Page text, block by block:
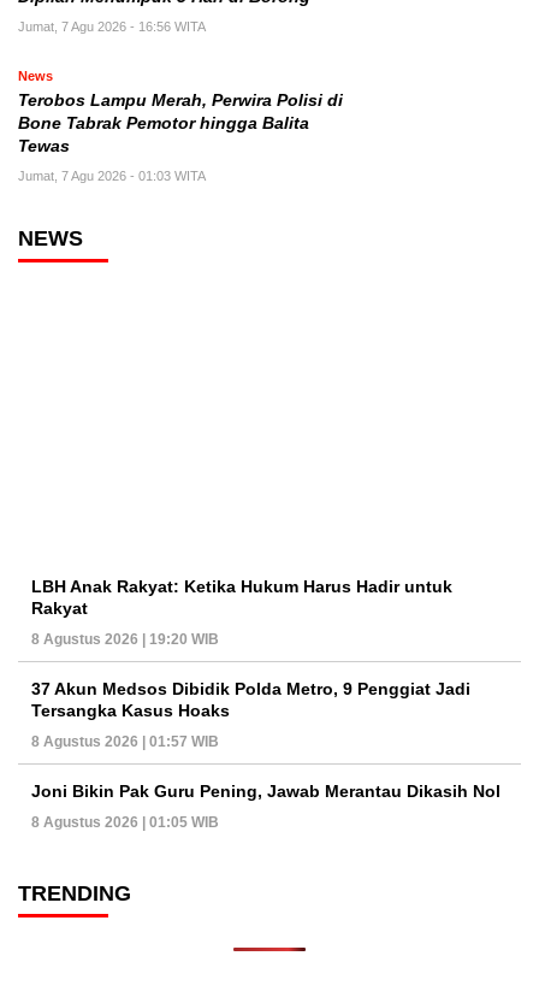
Jumat, 7 Agu 2026 - 16:56 WITA
News
Terobos Lampu Merah, Perwira Polisi di
Bone Tabrak Pemotor hingga Balita
Tewas
Jumat, 7 Agu 2026 - 01:03 WITA
NEWS
LBH Anak Rakyat: Ketika Hukum Harus Hadir untuk
Rakyat
8 Agustus 2026 | 19:20 WIB
37 Akun Medsos Dibidik Polda Metro, 9 Penggiat Jadi
Tersangka Kasus Hoaks
8 Agustus 2026 | 01:57 WIB
Joni Bikin Pak Guru Pening, Jawab Merantau Dikasih Nol
8 Agustus 2026 | 01:05 WIB
TRENDING